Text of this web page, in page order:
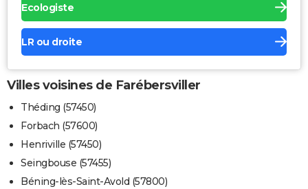
Ecologiste
LR ou droite
Villes voisines de Farébersviller
Théding (57450)
Forbach (57600)
Henriville (57450)
Seingbouse (57455)
Béning-lès-Saint-Avold (57800)